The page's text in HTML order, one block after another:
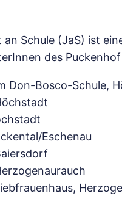
Schule (JaS) ist
des
Don-Bosco-Schule,
Eschenau